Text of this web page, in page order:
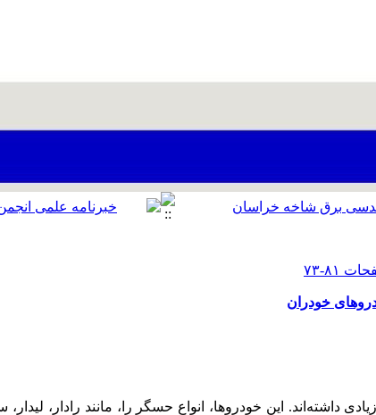
خودران
این خودروها، انواع حسگر را، مانند رادار، لیدار،